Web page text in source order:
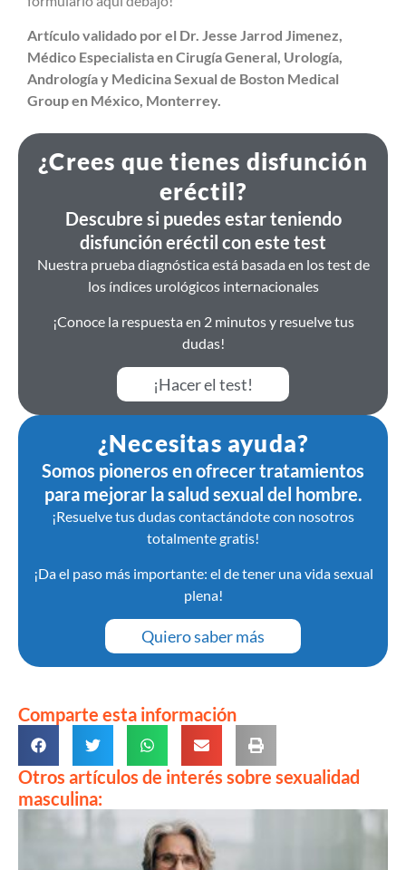
Artículo validado por el Dr. Jesse Jarrod Jimenez,
Médico Especialista en Cirugía General, Urología,
Andrología y Medicina Sexual de Boston Medical
Group en México, Monterrey.
¿Crees que tienes disfunción
eréctil?
Descubre si puedes estar teniendo
disfunción eréctil con este test
Nuestra prueba diagnóstica está basada en los test de
los índices urológicos internacionales
¡Conoce la respuesta en 2 minutos y resuelve tus
dudas!
¡Hacer el test!
¿Necesitas ayuda?
Somos pioneros en ofrecer tratamientos
para mejorar la salud sexual del hombre.
¡Resuelve tus dudas contactándote con nosotros
totalmente gratis!
¡Da el paso más importante: el de tener una vida sexual
plena!
Quiero saber más
Comparte esta información
Otros artículos de interés sobre sexualidad
masculina: